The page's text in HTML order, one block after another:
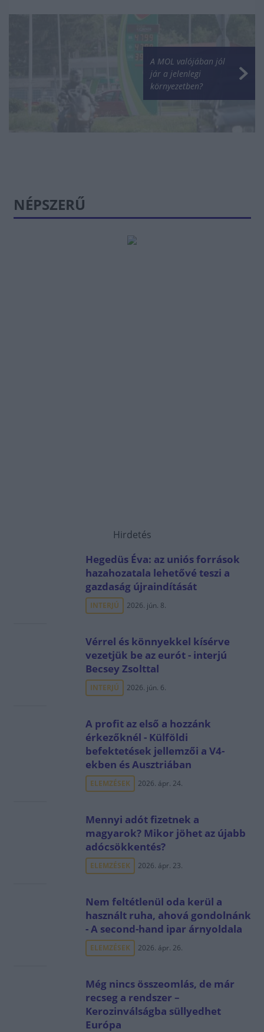
A MOL valójában jól
jár a jelenlegi
környezetben?
NÉPSZERŰ
Hirdetés
Hegedüs Éva: az uniós források
hazahozatala lehetővé teszi a
gazdaság újraindítását
INTERJÚ 2026. jún. 8.
Vérrel és könnyekkel kísérve
vezetjük be az eurót - interjú
Becsey Zsolttal
INTERJÚ 2026. jún. 6.
A profit az első a hozzánk
érkezőknél - Külföldi
befektetések jellemzői a V4-
ekben és Ausztriában
ELEMZÉSEK 2026. ápr. 24.
Mennyi adót fizetnek a
magyarok? Mikor jöhet az újabb
adócsökkentés?
ELEMZÉSEK 2026. ápr. 23.
Nem feltétlenül oda kerül a
használt ruha, ahová gondolnánk
- A second-hand ipar árnyoldala
ELEMZÉSEK 2026. ápr. 26.
Még nincs összeomlás, de már
recseg a rendszer –
Kerozinválságba süllyedhet
Európa